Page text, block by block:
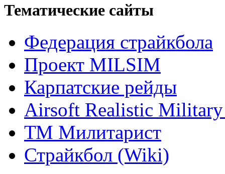
Тематические сайты
Федерация страйкбола
Проект MILSIM
Карпатские рейды
Airsoft Realistic
ТМ Милитарист
Страйкбол (Wiki)